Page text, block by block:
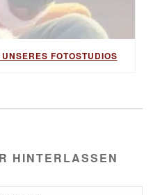
FOTOSTUDIOS
HINTERLASSEN